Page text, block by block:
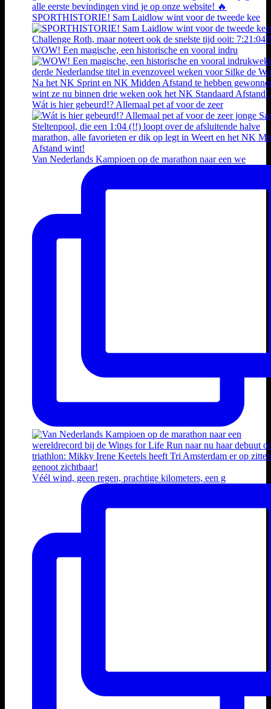
SPORTHISTORIE! Sam Laidlow wint voor de tweede kee
WOW! Een magische, een historische en vooral indru
Wát is hier gebeurd!? Allemaal pet af voor de zeer
Van Nederlands Kampioen op de marathon naar een we
Véél wind, geen regen, prachtige kilometers, een g